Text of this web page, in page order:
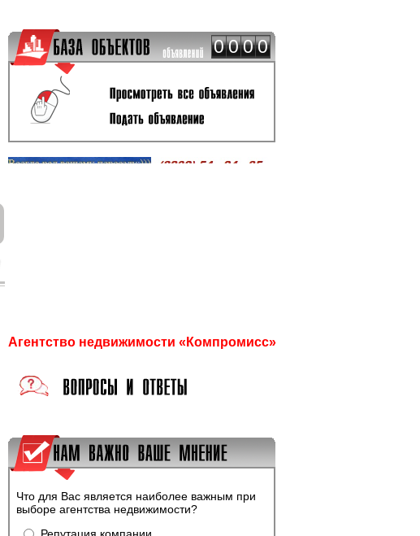
0000
Агентство недвижимости «Компромисс»
Что для Вас является наиболее важным при
выборе агентства недвижимости?